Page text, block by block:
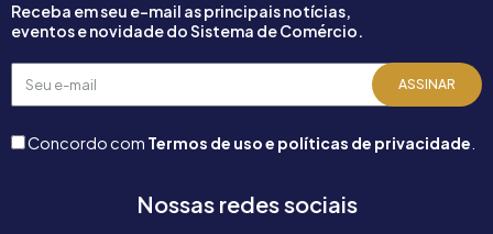
Receba em seu e-mail as principais notícias,
eventos e novidade do Sistema de Comércio.
Seu
e-
ASSINAR
Concordo com Termos de uso e políticas de privacidade
Nossas redes sociais